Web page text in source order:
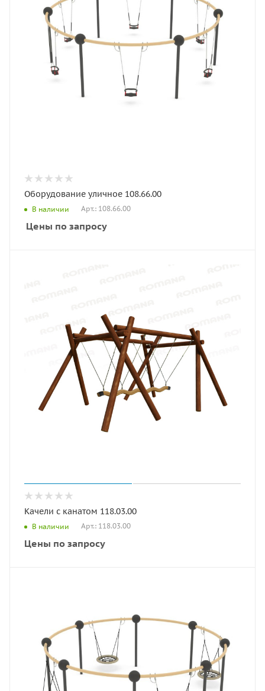
Оборудование уличное 108.66.00
В наличии Арт.: 108.66.00
Цены по запросу
Качели с канатом 118.03.00
В наличии Арт.: 118.03.00
Цены по запросу